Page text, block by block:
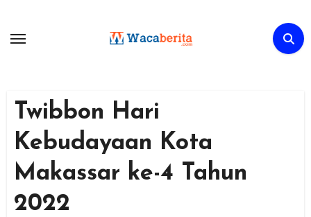
content
Twibbon Hari
Kebudayaan Kota
Makassar ke-4 Tahun
2022